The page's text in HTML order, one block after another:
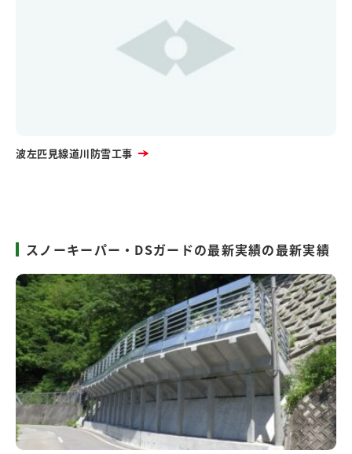
波左匹見線道川防雪工事
スノーキーパー・DSガードの最新実績の最新実績